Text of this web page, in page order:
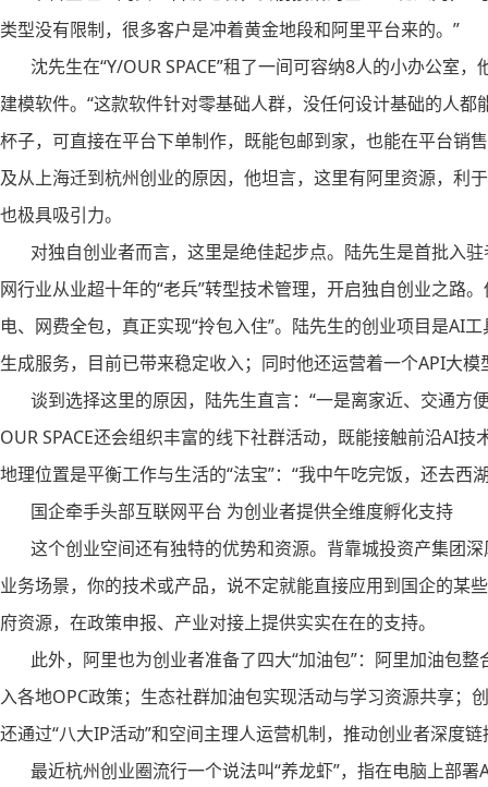
类型没有限制，很多客户是冲着黄金地段和阿里平台来的。”
沈先生在“Y/OUR SPACE”租了一间可容纳8人的小办公室
建模软件。“这款软件针对零基础人群，没任何设计基础的人
杯子，可直接在平台下单制作，既能包邮到家，也能在平台销
及从上海迁到杭州创业的原因，他坦言，这里有阿里资源，利
也极具吸引力。
对独自创业者而言，这里是绝佳起步点。陆先生是首批入
网行业从业超十年的“老兵”转型技术管理，开启独自创业之路
电、网费全包，真正实现“拎包入住”。陆先生的创业项目是AI
生成服务，目前已带来稳定收入；同时他还运营着一个API大
谈到选择这里的原因，陆先生直言：“一是离家近、交通方
OUR SPACE还会组织丰富的线下社群活动，既能接触前沿AI
地理位置是平衡工作与生活的“法宝”：“我中午吃完饭，还去西
国企牵手头部互联网平台 为创业者提供全维度孵化支持
这个创业空间还有独特的优势和资源。背靠城投资产集团
业务场景，你的技术或产品，说不定就能直接应用到国企的某
府资源，在政策申报、产业对接上提供实实在在的支持。
此外，阿里也为创业者准备了四大“加油包”：阿里加油包整
入各地OPC政策；生态社群加油包实现活动与学习资源共享；
还通过“八大IP活动”和空间主理人运营机制，推动创业者深度
最近杭州创业圈流行一个说法叫“养龙虾”，指在电脑上部署